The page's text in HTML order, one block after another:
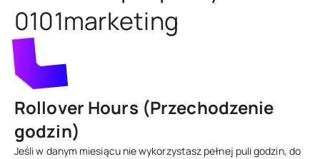
0101marketing
Rollover Hours (Przechodzenie
godzin)
Jeśli w danym miesiącu nie wykorzystasz pełnej puli godzin, do